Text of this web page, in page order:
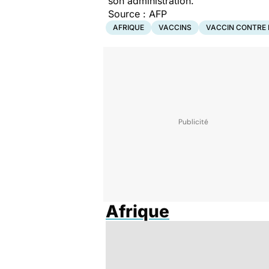
Source : AFP
AFRIQUE VACCINS VACCIN CONTRE
Afrique